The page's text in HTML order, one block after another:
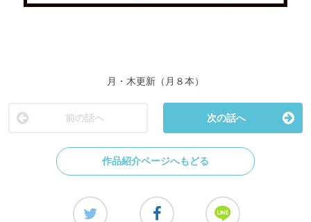
月・木更新（月８本）
前の話へ 次の話へ
作品紹介ページへもどる